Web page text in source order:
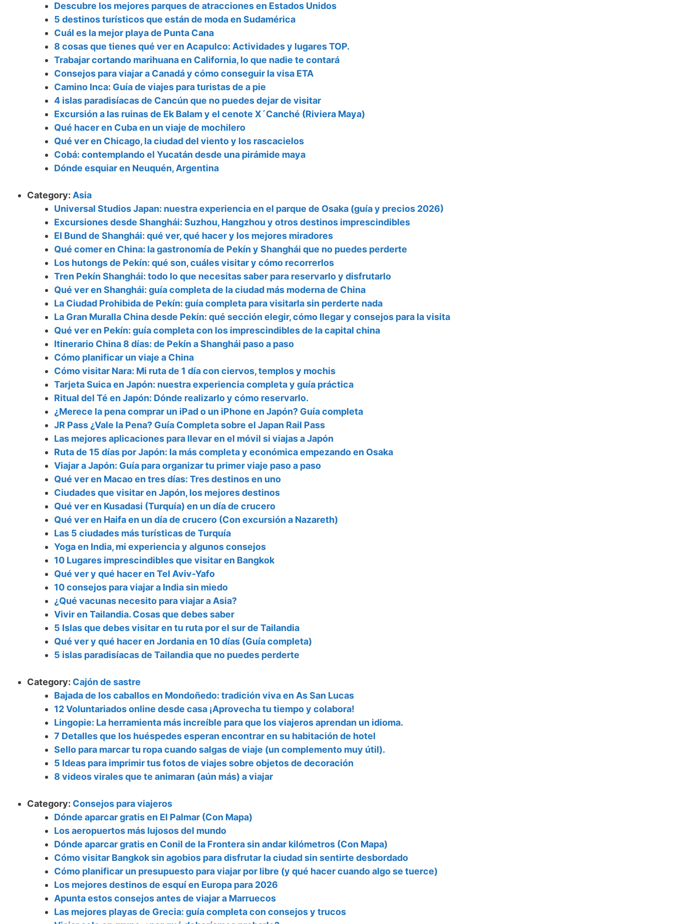
Descubre los mejores parques de atracciones en Estados Unidos
5 destinos turísticos que están de moda en Sudamérica
Cuál es la mejor playa de Punta Cana
8 cosas que tienes qué ver en Acapulco: Actividades y lugares TOP.
Trabajar cortando marihuana en California, lo que nadie te contará
Consejos para viajar a Canadá y cómo conseguir la visa ETA
Camino Inca: Guía de viajes para turistas de a pie
4 islas paradisíacas de Cancún que no puedes dejar de visitar
Excursión a las ruinas de Ek Balam y el cenote X´Canché (Riviera Maya)
Qué hacer en Cuba en un viaje de mochilero
Qué ver en Chicago, la ciudad del viento y los rascacielos
Cobá: contemplando el Yucatán desde una pirámide maya
Dónde esquiar en Neuquén, Argentina
Category: Asia
Universal Studios Japan: nuestra experiencia en el parque de Osaka (guía y precios 2026)
Excursiones desde Shanghái: Suzhou, Hangzhou y otros destinos imprescindibles
El Bund de Shanghái: qué ver, qué hacer y los mejores miradores
Qué comer en China: la gastronomía de Pekín y Shanghái que no puedes perderte
Los hutongs de Pekín: qué son, cuáles visitar y cómo recorrerlos
Tren Pekín Shanghái: todo lo que necesitas saber para reservarlo y disfrutarlo
Qué ver en Shanghái: guía completa de la ciudad más moderna de China
La Ciudad Prohibida de Pekín: guía completa para visitarla sin perderte nada
La Gran Muralla China desde Pekín: qué sección elegir, cómo llegar y consejos para la visita
Qué ver en Pekín: guía completa con los imprescindibles de la capital china
Itinerario China 8 días: de Pekín a Shanghái paso a paso
Cómo planificar un viaje a China
Cómo visitar Nara: Mi ruta de 1 día con ciervos, templos y mochis
Tarjeta Suica en Japón: nuestra experiencia completa y guía práctica
Ritual del Té en Japón: Dónde realizarlo y cómo reservarlo.
¿Merece la pena comprar un iPad o un iPhone en Japón? Guía completa
JR Pass ¿Vale la Pena? Guía Completa sobre el Japan Rail Pass
Las mejores aplicaciones para llevar en el móvil si viajas a Japón
Ruta de 15 días por Japón: la más completa y económica empezando en Osaka
Viajar a Japón: Guía para organizar tu primer viaje paso a paso
Qué ver en Macao en tres días: Tres destinos en uno
Ciudades que visitar en Japón, los mejores destinos
Qué ver en Kusadasi (Turquía) en un día de crucero
Qué ver en Haifa en un día de crucero (Con excursión a Nazareth)
Las 5 ciudades más turísticas de Turquía
Yoga en India, mi experiencia y algunos consejos
10 Lugares imprescindibles que visitar en Bangkok
Qué ver y qué hacer en Tel Aviv-Yafo
10 consejos para viajar a India sin miedo
¿Qué vacunas necesito para viajar a Asia?
Vivir en Tailandia. Cosas que debes saber
5 Islas que debes visitar en tu ruta por el sur de Tailandia
Qué ver y qué hacer en Jordania en 10 días (Guía completa)
5 islas paradisíacas de Tailandia que no puedes perderte
Category: Cajón de sastre
Bajada de los caballos en Mondoñedo: tradición viva en As San Lucas
12 Voluntariados online desde casa ¡Aprovecha tu tiempo y colabora!
Lingopie: La herramienta más increíble para que los viajeros aprendan un idioma.
7 Detalles que los huéspedes esperan encontrar en su habitación de hotel
Sello para marcar tu ropa cuando salgas de viaje (un complemento muy útil).
5 Ideas para imprimir tus fotos de viajes sobre objetos de decoración
8 videos virales que te animaran (aún más) a viajar
Category: Consejos para viajeros
Dónde aparcar gratis en El Palmar (Con Mapa)
Los aeropuertos más lujosos del mundo
Dónde aparcar gratis en Conil de la Frontera sin andar kilómetros (Con Mapa)
Cómo visitar Bangkok sin agobios para disfrutar la ciudad sin sentirte desbordado
Cómo planificar un presupuesto para viajar por libre (y qué hacer cuando algo se tuerce)
Los mejores destinos de esquí en Europa para 2026
Apunta estos consejos antes de viajar a Marruecos
Las mejores playas de Grecia: guía completa con consejos y trucos